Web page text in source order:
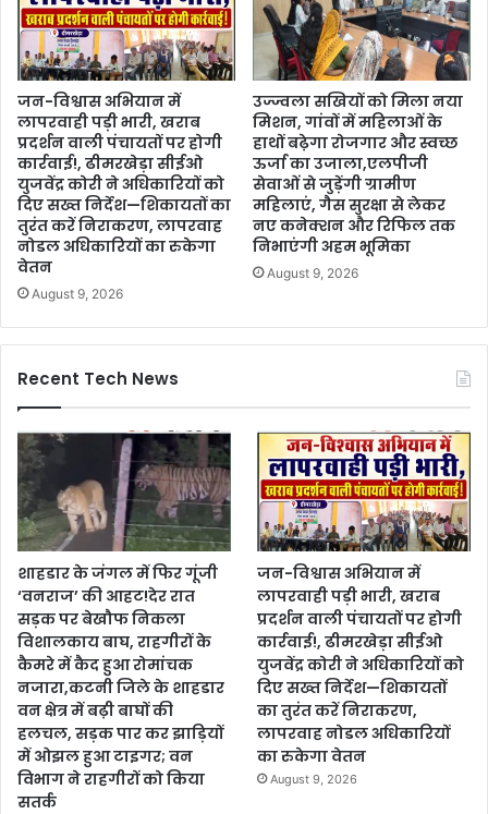
जन-विश्वास अभियान में
लापरवाही पड़ी भारी, खराब
प्रदर्शन वाली पंचायतों पर होगी
कार्रवाई!, ढीमरखेड़ा सीईओ
युजवेंद्र कोरी ने अधिकारियों को
दिए सख्त निर्देश—शिकायतों का
तुरंत करें निराकरण, लापरवाह
नोडल अधिकारियों का रुकेगा
वेतन
August 9, 2026
उज्ज्वला सखियों को मिला नया
मिशन, गांवों में महिलाओं के
हाथों बढ़ेगा रोजगार और स्वच्छ
ऊर्जा का उजाला,एलपीजी
सेवाओं से जुड़ेंगी ग्रामीण
महिलाएं, गैस सुरक्षा से लेकर
नए कनेक्शन और रिफिल तक
निभाएंगी अहम भूमिका
August 9, 2026
Recent Tech News
शाहडार के जंगल में फिर गूंजी
‘वनराज’ की आहट!देर रात
सड़क पर बेखौफ निकला
विशालकाय बाघ, राहगीरों के
कैमरे में कैद हुआ रोमांचक
नजारा,कटनी जिले के शाहडार
वन क्षेत्र में बढ़ी बाघों की
हलचल, सड़क पार कर झाड़ियों
में ओझल हुआ टाइगर; वन
विभाग ने राहगीरों को किया
सतर्क
जन-विश्वास अभियान में
लापरवाही पड़ी भारी, खराब
प्रदर्शन वाली पंचायतों पर होगी
कार्रवाई!, ढीमरखेड़ा सीईओ
युजवेंद्र कोरी ने अधिकारियों को
दिए सख्त निर्देश—शिकायतों
का तुरंत करें निराकरण,
लापरवाह नोडल अधिकारियों
का रुकेगा वेतन
August 9, 2026